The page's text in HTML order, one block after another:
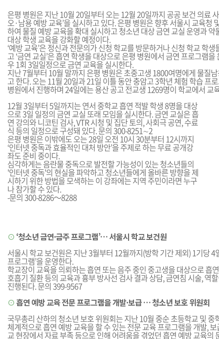
은평 병원은 지난 10월 20일부터 오는 12월 20일까지 공공 보건 의료
오·남용 예방 교육’을 실시하고 있다. 은평 병원은 향후 서울시 교육청
하여 물질 예방 교육을 확대 실시하고 청소년 대상 금연 교실 운영과
대상 학생 교육을 강화할 예정이다.
‘예방 교육’은 정신과 전문의가 신청 학교를 방문하거나 신청 학교 학
고 ‘금연 교실’은 흡연 학생을 대상으로 은평 병원에서 금연 프로그램
우 1회 3일일정으로 금연 교육을 실시한다.
지난 7월부터 10월 말까지 은평 병원은 초중고생 1800여명에게 물질
고 한다. 오는 11월 20일과 21일 이틀 동안 충암고 3학년 체험 학습 프
병원에서 진행하며 24일에는 용산 공고 전교생 1269명이 학교에서 교
12월 3일부터 5일까지는 연서 중학교 흡연 적발 학생 8명을 대상
으로 3일 일정의 금연 교실 또래 모임을 실시한다. 금연 교실은 흡
연 강의와 니코틴 검사, VTR 시청 및 집단 토의, 사회극 공연, 수료
식 등의 일정으로 구성돼 있다. 문의 300-8251∼2
은평 병원은 이밖에도 오는 28일 오전 10시 30분부터 12시까지
‘인터넷 중독과 효율적인 대처 방안’을 주제로 하는 무료 공개강
좌도 준비 중이다.
심각하게는 음란물 중독으로 발전할 가능성이 있는 청소년들의
'인터넷 중독'의 현실을 파악하고 청소년들에게 올바른 방향을 제
시하기 위한 방법을 모색하는 이 강좌에는 지역 주민이라면 누구
나 참가할 수 있다.
-문의 300-8286～8288
⊙ ‘청소년 금연·금주 프로그램’… 서울시 학교 보건원
서울시 학교 보건원은 지난 3월부터 12월까지(방학 기간 제외) 1기당 4
프로그램’을 운영한다.
학교장이 교육을 의뢰하는 흡연 또는 음주 중인 중고생을 대상으로 흡
호흡기 질환 등의 교육과 흉부 방사선 검사 결과 상담, 금연침 시술, 역
진행된다. 문의 399-9567
⊙흡연 예방 교육 전문 프로그램을 개발·보급 … 청소년 보호 위원회
국무총리 산하의 청소년 보호 위원회는 지난 10월 중순 초등학교 및
체계적으로 흡연 예방 교육을 할 수 있는 전문 교육 프로그램을 개발,
교 현장에서 자료 부족 등으로 인해 어려움을 겪었던 흡연 예방 교육의